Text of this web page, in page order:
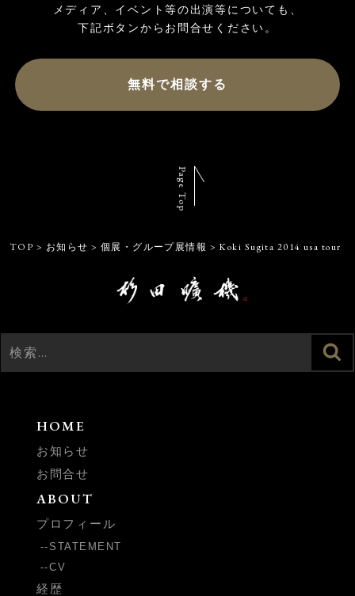
メディア、イベント等の出演等についても、
無料で相談する
Page Top
TOP > お知らせ > 個展・グループ展情報 > Koki Sugita 2014 usa tour
検
索:
HOME
お知らせ
お問合せ
ABOUT
プロフィール
STATEMENT
CV
経歴